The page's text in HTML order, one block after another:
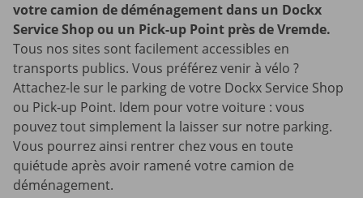
votre camion de déménagement dans un Dockx
Service Shop ou un Pick-up Point près de Vremde.
Tous nos sites sont facilement accessibles en
transports publics. Vous préférez venir à vélo ?
Attachez-le sur le parking de votre Dockx Service Shop
ou Pick-up Point. Idem pour votre voiture : vous
pouvez tout simplement la laisser sur notre parking.
Vous pourrez ainsi rentrer chez vous en toute
quiétude après avoir ramené votre camion de
déménagement.